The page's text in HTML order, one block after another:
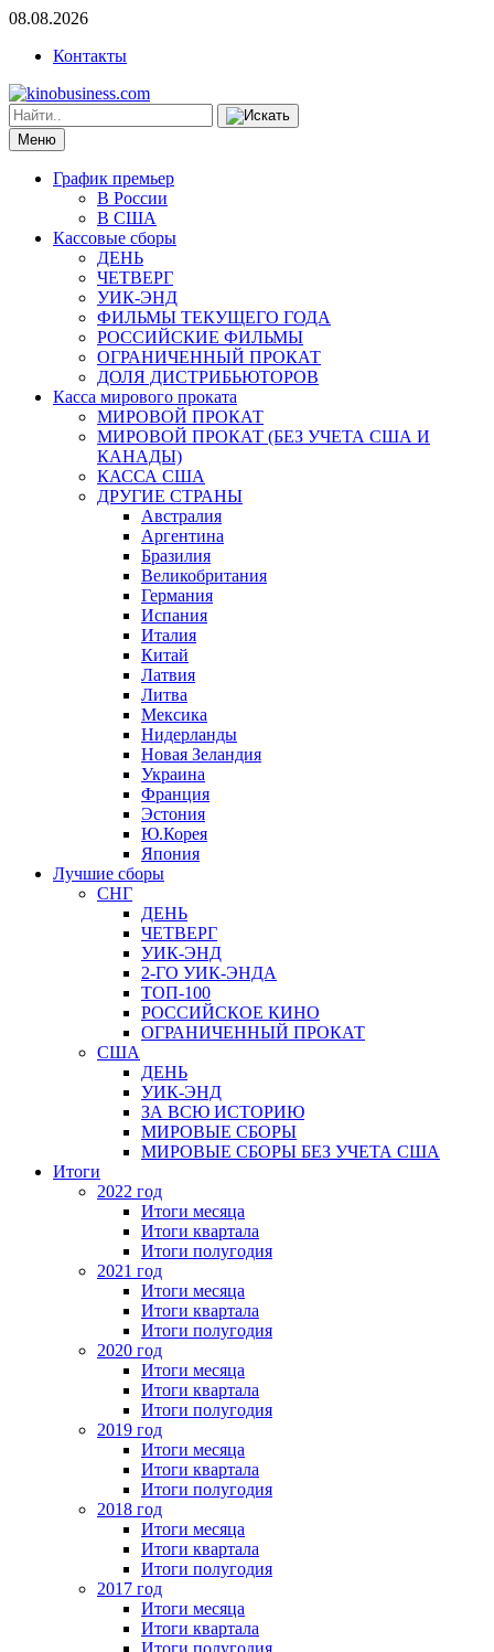
08.08.2026
Контакты
Меню
График премьер
В России
В США
Кассовые сборы
ДЕНЬ
ЧЕТВЕРГ
УИК-ЭНД
ФИЛЬМЫ ТЕКУЩЕГО ГОДА
РОССИЙСКИЕ ФИЛЬМЫ
ОГРАНИЧЕННЫЙ ПРОКАТ
ДОЛЯ ДИСТРИБЬЮТОРОВ
Касса мирового проката
МИРОВОЙ ПРОКАТ
МИРОВОЙ ПРОКАТ (БЕЗ УЧЕТА США И
КАНАДЫ)
КАССА США
ДРУГИЕ СТРАНЫ
Австралия
Аргентина
Бразилия
Великобритания
Германия
Испания
Италия
Китай
Латвия
Литва
Мексика
Нидерланды
Новая Зеландия
Украина
Франция
Эстония
Ю.Корея
Япония
Лучшие сборы
СНГ
ДЕНЬ
ЧЕТВЕРГ
УИК-ЭНД
2-ГО УИК-ЭНДА
ТОП-100
РОССИЙСКОЕ КИНО
ОГРАНИЧЕННЫЙ ПРОКАТ
США
ДЕНЬ
УИК-ЭНД
ЗА ВСЮ ИСТОРИЮ
МИРОВЫЕ СБОРЫ
МИРОВЫЕ СБОРЫ БЕЗ УЧЕТА США
Итоги
2022 год
Итоги месяца
Итоги квартала
Итоги полугодия
2021 год
Итоги месяца
Итоги квартала
Итоги полугодия
2020 год
Итоги месяца
Итоги квартала
Итоги полугодия
2019 год
Итоги месяца
Итоги квартала
Итоги полугодия
2018 год
Итоги месяца
Итоги квартала
Итоги полугодия
2017 год
Итоги месяца
Итоги квартала
Итоги полугодия